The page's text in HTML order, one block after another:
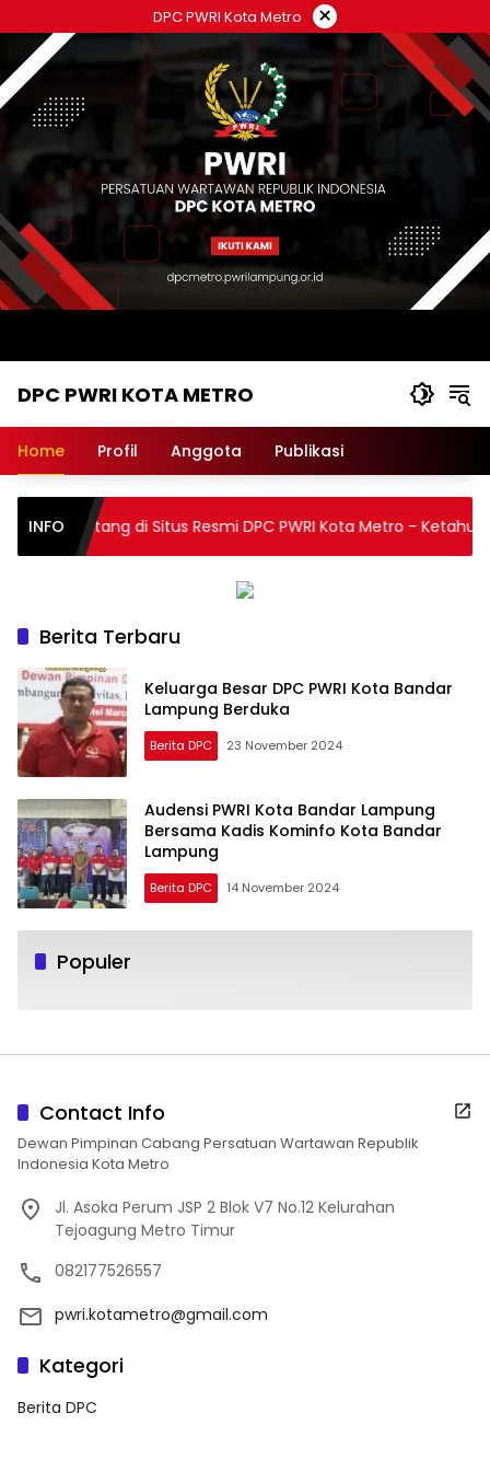
ke
konten
DPC PWRI Kota Metro ×
DPC PWRI KOTA METRO
Resmi
Metro
Home Profil Anggota Publikasi
INFODatang di Situs Resmi DPC PWRI Kota Metro -
Berita Terbaru
Keluarga Besar DPC PWRI Kota Bandar
Lampung Berduka
Berita DPC 23 November 2024
Audensi PWRI Kota Bandar Lampung
Bersama Kadis Kominfo Kota Bandar
Lampung
Berita DPC 14 November 2024
DPC
PWRI
MetroPopuler
Contact Info
Dewan Pimpinan Cabang Persatuan Wartawan Republik
Indonesia Kota Metro
Jl. Asoka Perum JSP 2 Blok V7 No.12 Kelurahan
Tejoagung Metro Timur
082177526557
pwri.kotametro@gmail.com
Kategori
Berita DPC